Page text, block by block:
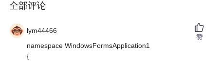
全部评论
lym44466
namespace WindowsFormsApplication1
{
赞